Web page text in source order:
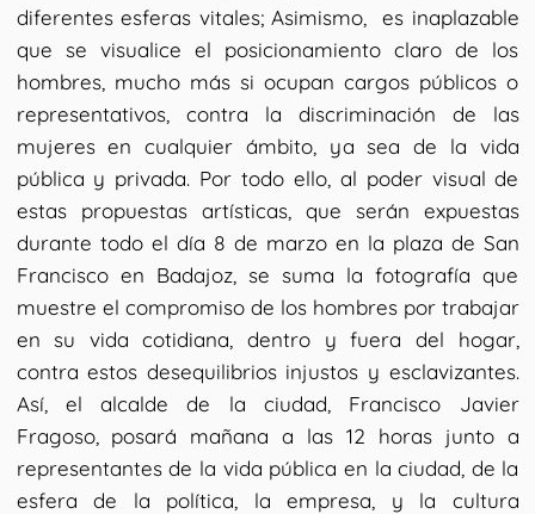
diferentes esferas vitales; Asimismo, es inaplazable
que se visualice el posicionamiento claro de los
hombres, mucho más si ocupan cargos públicos o
representativos, contra la discriminación de las
mujeres en cualquier ámbito, ya sea de la vida
pública y privada. Por todo ello, al poder visual de
estas propuestas artísticas, que serán expuestas
durante todo el día 8 de marzo en la plaza de San
Francisco en Badajoz, se suma la fotografía que
muestre el compromiso de los hombres por trabajar
en su vida cotidiana, dentro y fuera del hogar,
contra estos desequilibrios injustos y esclavizantes.
Así, el alcalde de la ciudad, Francisco Javier
Fragoso, posará mañana a las 12 horas junto a
representantes de la vida pública en la ciudad, de la
esfera de la política, la empresa, y la cultura